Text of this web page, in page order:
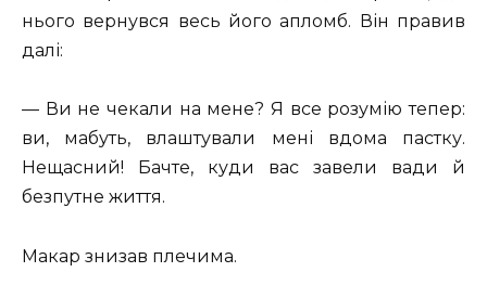
нього вернувся весь його апломб. Він правив
далі:
— Ви не чекали на мене? Я все розумію тепер:
ви, мабуть, влаштували мені вдома пастку.
Нещасний! Бачте, куди вас завели вади й
безпутне життя.
Макар знизав плечима.